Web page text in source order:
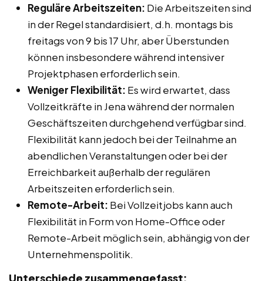
Reguläre Arbeitszeiten: Die Arbeitszeiten sind
in der Regel standardisiert, d.h. montags bis
freitags von 9 bis 17 Uhr, aber Überstunden
können insbesondere während intensiver
Projektphasen erforderlich sein.
Weniger Flexibilität: Es wird erwartet, dass
Vollzeitkräfte in Jena während der normalen
Geschäftszeiten durchgehend verfügbar sind.
Flexibilität kann jedoch bei der Teilnahme an
abendlichen Veranstaltungen oder bei der
Erreichbarkeit außerhalb der regulären
Arbeitszeiten erforderlich sein.
Remote-Arbeit: Bei Vollzeitjobs kann auch
Flexibilität in Form von Home-Office oder
Remote-Arbeit möglich sein, abhängig von der
Unternehmenspolitik.
Unterschiede zusammengefasst: